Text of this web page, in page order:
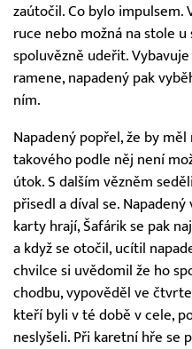
zaútočil. Co bylo impulsem.
ruce nebo možná na stole u
spoluvězně udeřit.
ramene, napadený pak
ním.
Napadený popřel, že by
takového podle něj není
útok. S dalším vězněm
přisedl a díval se.
karty hrají, Šafárik se pak
a když se otočil, ucítil
chvilce si uvědomil že ho
chodbu, vypověděl ve
kteří byli v té době v cele,
neslyšeli. Při karetní hře se